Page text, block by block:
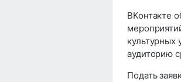
ВКонтакте
аудиторию
Подать